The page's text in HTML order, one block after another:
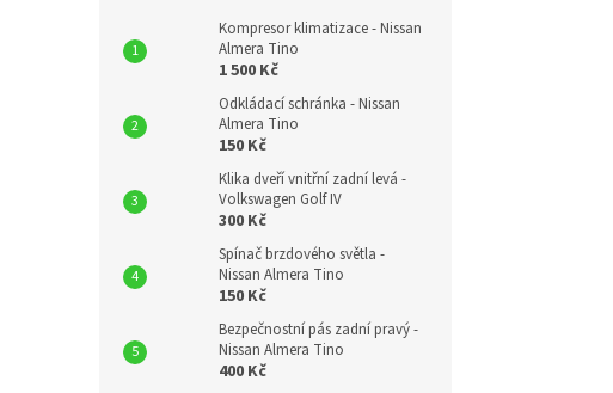
Kompresor klimatizace - Nissan
Almera Tino
1 500 Kč
Odkládací schránka - Nissan
Almera Tino
150 Kč
Klika dveří vnitřní zadní levá -
Volkswagen Golf IV
300 Kč
Spínač brzdového světla -
Nissan Almera Tino
150 Kč
Bezpečnostní pás zadní pravý -
Nissan Almera Tino
400 Kč